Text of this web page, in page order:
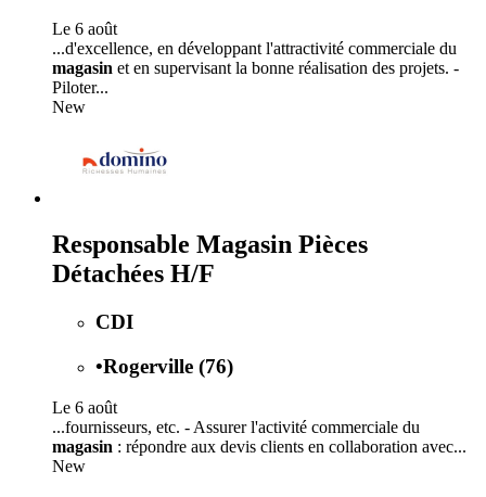
Le 6 août
...d'excellence, en développant l'attractivité commerciale du
magasin et en supervisant la bonne réalisation des projets. -
Piloter...
New
Responsable Magasin Pièces
Détachées H/F
CDI
•Rogerville (76)
Le 6 août
...fournisseurs, etc. - Assurer l'activité commerciale du
magasin : répondre aux devis clients en collaboration avec...
New